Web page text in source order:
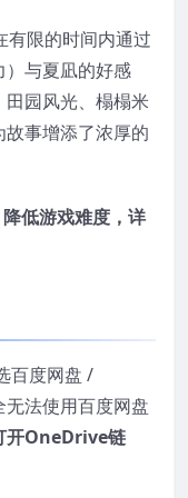
有限的时间内通过
与夏凪的好感
园风光、榻榻米
事增添了浓厚的
低游戏难度，详
百度网盘 /
法使用百度网盘
开OneDrive链